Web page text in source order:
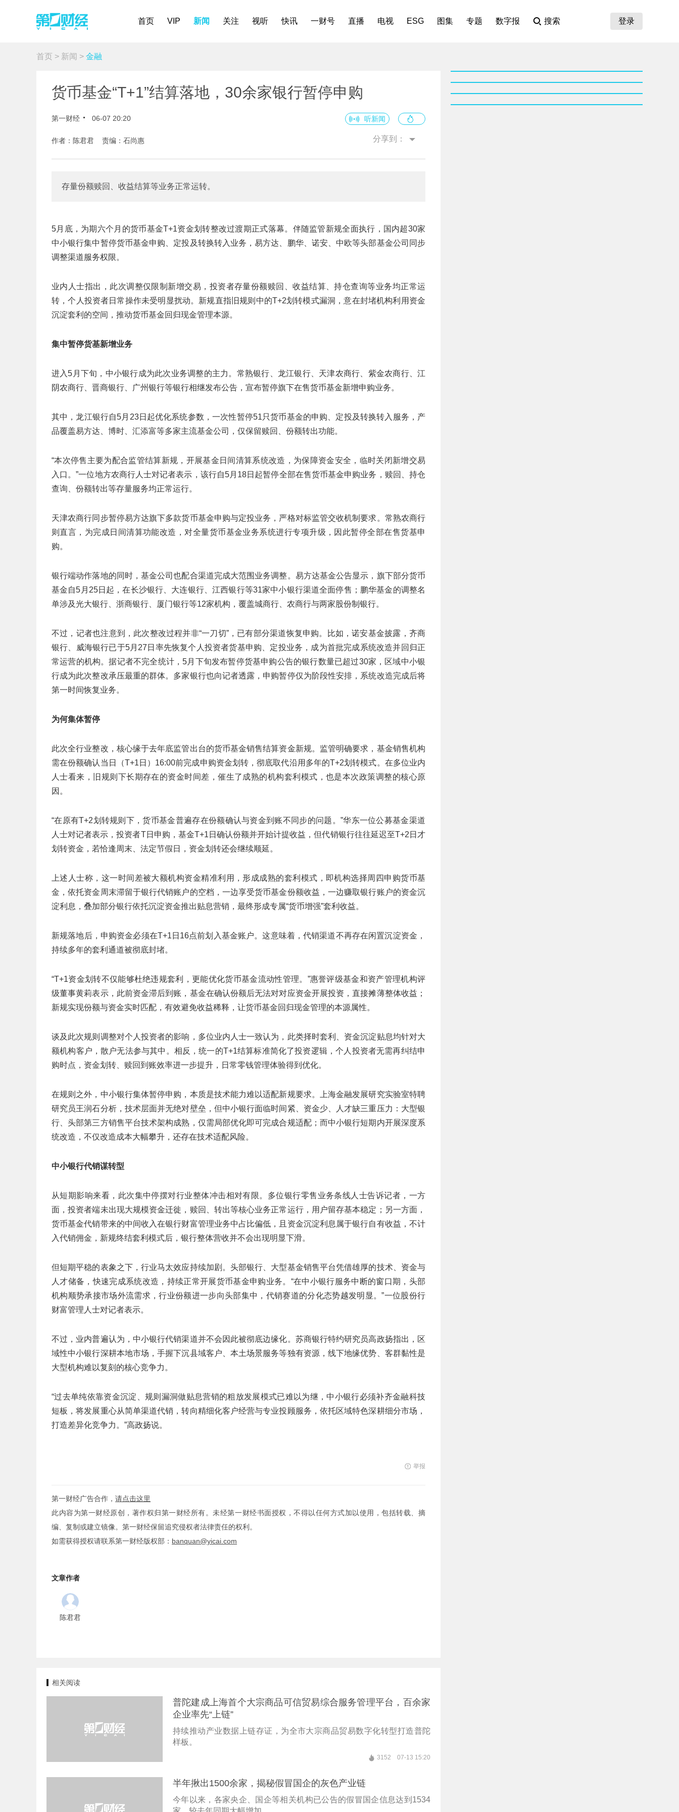
首页 VIP 新闻 关注 视听 快讯 一财号 直播 电视 ESG 图集 专题 数字报 搜索 登录
首页 > 新闻 > 金融
货币基金“T+1”结算落地，30余家银行暂停申购
第一财经 06-07 20:20 听新闻
作者：陈君君 责编：石尚惠 分享到：
存量份额赎回、收益结算等业务正常运转。
5月底，为期六个月的货币基金T+1资金划转整改过渡期正式落幕。伴随监管新规全面执行，国内超30家
中小银行集中暂停货币基金申购、定投及转换转入业务，易方达、鹏华、诺安、中欧等头部基金公司同步
调整渠道服务权限。
业内人士指出，此次调整仅限制新增交易，投资者存量份额赎回、收益结算、持仓查询等业务均正常运
转，个人投资者日常操作未受明显扰动。新规直指旧规则中的T+2划转模式漏洞，意在封堵机构利用资金
沉淀套利的空间，推动货币基金回归现金管理本源。
集中暂停货基新增业务
进入5月下旬，中小银行成为此次业务调整的主力。常熟银行、龙江银行、天津农商行、紫金农商行、江
阴农商行、晋商银行、广州银行等银行相继发布公告，宣布暂停旗下在售货币基金新增申购业务。
其中，龙江银行自5月23日起优化系统参数，一次性暂停51只货币基金的申购、定投及转换转入服务，产
品覆盖易方达、博时、汇添富等多家主流基金公司，仅保留赎回、份额转出功能。
“本次停售主要为配合监管结算新规，开展基金日间清算系统改造，为保障资金安全，临时关闭新增交易
入口。”一位地方农商行人士对记者表示，该行自5月18日起暂停全部在售货币基金申购业务，赎回、持仓
查询、份额转出等存量服务均正常运行。
天津农商行同步暂停易方达旗下多款货币基金申购与定投业务，严格对标监管交收机制要求。常熟农商行
则直言，为完成日间清算功能改造，对全量货币基金业务系统进行专项升级，因此暂停全部在售货基申
购。
银行端动作落地的同时，基金公司也配合渠道完成大范围业务调整。易方达基金公告显示，旗下部分货币
基金自5月25日起，在长沙银行、大连银行、江西银行等31家中小银行渠道全面停售；鹏华基金的调整名
单涉及光大银行、浙商银行、厦门银行等12家机构，覆盖城商行、农商行与两家股份制银行。
不过，记者也注意到，此次整改过程并非“一刀切”，已有部分渠道恢复申购。比如，诺安基金披露，齐商
银行、威海银行已于5月27日率先恢复个人投资者货基申购、定投业务，成为首批完成系统改造并回归正
常运营的机构。据记者不完全统计，5月下旬发布暂停货基申购公告的银行数量已超过30家，区域中小银
行成为此次整改承压最重的群体。多家银行也向记者透露，申购暂停仅为阶段性安排，系统改造完成后将
第一时间恢复业务。
为何集体暂停
此次全行业整改，核心缘于去年底监管出台的货币基金销售结算资金新规。监管明确要求，基金销售机构
需在份额确认当日（T+1日）16:00前完成申购资金划转，彻底取代沿用多年的T+2划转模式。在多位业内
人士看来，旧规则下长期存在的资金时间差，催生了成熟的机构套利模式，也是本次政策调整的核心原
因。
“在原有T+2划转规则下，货币基金普遍存在份额确认与资金到账不同步的问题。”华东一位公募基金渠道
人士对记者表示，投资者T日申购，基金T+1日确认份额并开始计提收益，但代销银行往往延迟至T+2日才
划转资金，若恰逢周末、法定节假日，资金划转还会继续顺延。
上述人士称，这一时间差被大额机构资金精准利用，形成成熟的套利模式，即机构选择周四申购货币基
金，依托资金周末滞留于银行代销账户的空档，一边享受货币基金份额收益，一边赚取银行账户的资金沉
淀利息，叠加部分银行依托沉淀资金推出贴息营销，最终形成专属“货币增强”套利收益。
新规落地后，申购资金必须在T+1日16点前划入基金账户。这意味着，代销渠道不再存在闲置沉淀资金，
持续多年的套利通道被彻底封堵。
“T+1资金划转不仅能够杜绝违规套利，更能优化货币基金流动性管理。”惠誉评级基金和资产管理机构评
级董事黄莉表示，此前资金滞后到账，基金在确认份额后无法对对应资金开展投资，直接摊薄整体收益；
新规实现份额与资金实时匹配，有效避免收益稀释，让货币基金回归现金管理的本源属性。
谈及此次规则调整对个人投资者的影响，多位业内人士一致认为，此类择时套利、资金沉淀贴息均针对大
额机构客户，散户无法参与其中。相反，统一的T+1结算标准简化了投资逻辑，个人投资者无需再纠结申
购时点，资金划转、赎回到账效率进一步提升，日常零钱管理体验得到优化。
在规则之外，中小银行集体暂停申购，本质是技术能力难以适配新规要求。上海金融发展研究实验室特聘
研究员王润石分析，技术层面并无绝对壁垒，但中小银行面临时间紧、资金少、人才缺三重压力：大型银
行、头部第三方销售平台技术架构成熟，仅需局部优化即可完成合规适配；而中小银行短期内开展深度系
统改造，不仅改造成本大幅攀升，还存在技术适配风险。
中小银行代销谋转型
从短期影响来看，此次集中停摆对行业整体冲击相对有限。多位银行零售业务条线人士告诉记者，一方
面，投资者端未出现大规模资金迁徙，赎回、转出等核心业务正常运行，用户留存基本稳定；另一方面，
货币基金代销带来的中间收入在银行财富管理业务中占比偏低，且资金沉淀利息属于银行自有收益，不计
入代销佣金，新规终结套利模式后，银行整体营收并不会出现明显下滑。
但短期平稳的表象之下，行业马太效应持续加剧。头部银行、大型基金销售平台凭借雄厚的技术、资金与
人才储备，快速完成系统改造，持续正常开展货币基金申购业务。“在中小银行服务中断的窗口期，头部
机构顺势承接市场外流需求，行业份额进一步向头部集中，代销赛道的分化态势越发明显。”一位股份行
财富管理人士对记者表示。
不过，业内普遍认为，中小银行代销渠道并不会因此被彻底边缘化。苏商银行特约研究员高政扬指出，区
域性中小银行深耕本地市场，手握下沉县域客户、本土场景服务等独有资源，线下地缘优势、客群黏性是
大型机构难以复刻的核心竞争力。
“过去单纯依靠资金沉淀、规则漏洞做贴息营销的粗放发展模式已难以为继，中小银行必须补齐金融科技
短板，将发展重心从简单渠道代销，转向精细化客户经营与专业投顾服务，依托区域特色深耕细分市场，
打造差异化竞争力。”高政扬说。
举报
第一财经广告合作， 请点击这里
此内容为第一财经原创，著作权归第一财经所有。未经第一财经书面授权，不得以任何方式加以使用，包括转载、摘
编、复制或建立镜像。第一财经保留追究侵权者法律责任的权利。
如需获得授权请联系第一财经版权部： banquan@yicai.com
文章作者
陈君君
相关阅读
普陀建成上海首个大宗商品可信贸易综合服务管理平台，百余家
企业率先“上链”
持续推动产业数据上链存证，为全市大宗商品贸易数字化转型打造普陀
样板。
3152 07-13 15:20
半年揪出1500余家，揭秘假冒国企的灰色产业链
今年以来，各家央企、国企等相关机构已公告的假冒国企信息达到1534